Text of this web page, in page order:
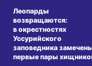
Леопарды
возвращаются:
в окрестностях
Уссурийского
заповедника
первые пары